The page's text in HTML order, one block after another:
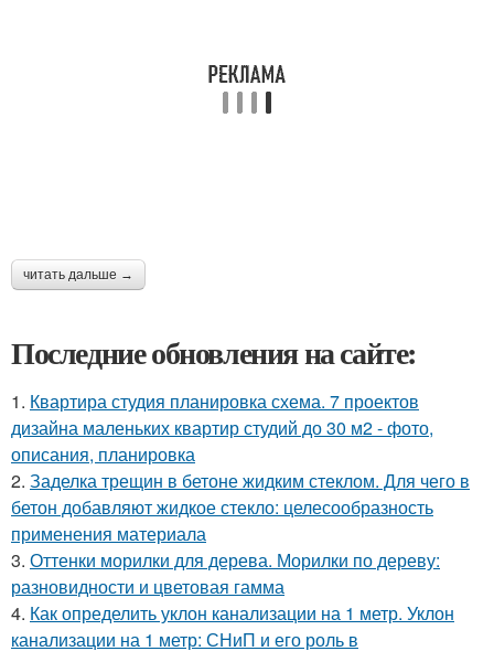
читать дальше →
Последние обновления на сайте:
1. Квартира студия планировка схема. 7 проектов
дизайна маленьких квартир студий до 30 м2 - фото,
описания, планировка
2. Заделка трещин в бетоне жидким стеклом. Для чего в
бетон добавляют жидкое стекло: целесообразность
применения материала
3. Оттенки морилки для дерева. Морилки по дереву:
разновидности и цветовая гамма
4. Как определить уклон канализации на 1 метр. Уклон
канализации на 1 метр: СНиП и его роль в